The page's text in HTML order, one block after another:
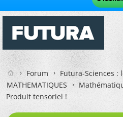
Forum
Futura-Sciences :
MATHEMATIQUES
Produit tensoriel !